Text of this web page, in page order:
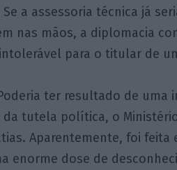
a assessoria técnica já
nas mãos, a diplomacia
para o titular de
ter resultado de uma
tutela política, o
Aparentemente, foi feita
enorme dose de